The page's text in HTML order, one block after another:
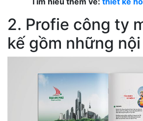
2. Profie công ty
kế gồm những